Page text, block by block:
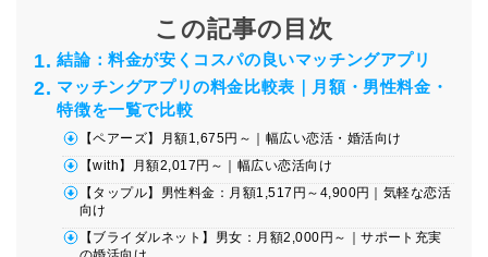
この記事の目次
結論：料金が安くコスパの良いマッチングアプリ
マッチングアプリの料金比較表｜月額・男性料金・
特徴を一覧で比較
【ペアーズ】月額1,675円～｜幅広い恋活・婚活向け
【with】月額2,017円～｜幅広い恋活向け
【タップル】男性料金：月額1,517円～4,900円｜気軽な恋活
向け
【ブライダルネット】男女：月額2,000円～｜サポート充実